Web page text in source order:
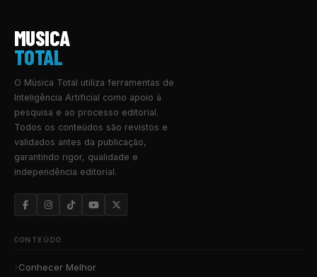
MUSICA
TOTAL
O Música Total utiliza ferramentas de
Inteligência Artificial como apoio à
pesquisa e ao processo editorial.
Todos os conteúdos são revistos e
validados antes da publicação,
garantindo rigor, qualidade e
independência editorial.
CONTEÚDO
Conhecer Melhor